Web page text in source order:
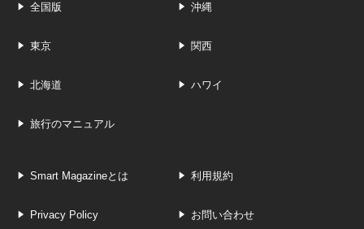
全国版 沖縄
東京 関西
北海道 ハワイ
旅行のマニュアル
Smart Magazineとは 利用規約
Privacy Policy お問い合わせ